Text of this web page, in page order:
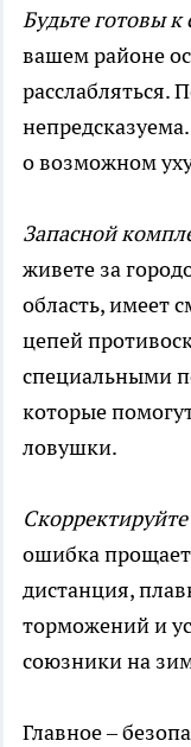
Будьте готовы
вашем районе
расслабляться.
о возможном
Запасной
живете за
область, имеет
цепей
специальными
которые
ловушки.
ошибка
дистанция,
торможений и
союзники на
Главное –